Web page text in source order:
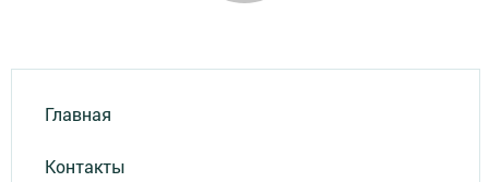
Главная
Контакты